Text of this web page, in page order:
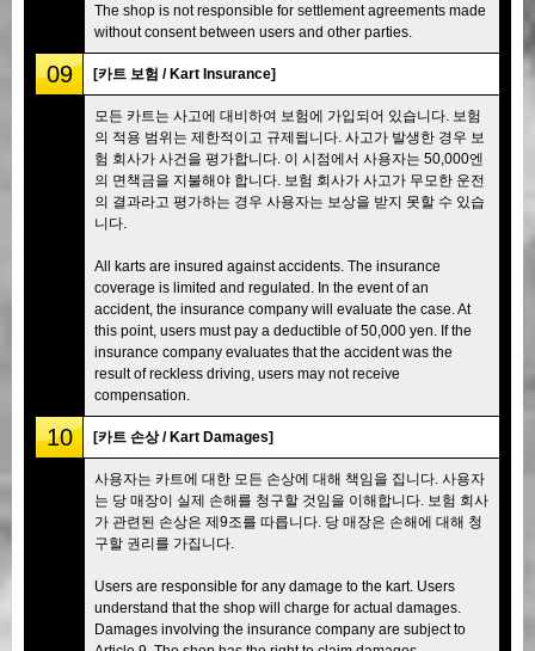
The shop is not responsible for settlement agreements made
without consent between users and other parties.
09 [카트 보험 / Kart Insurance]
모든 카트는 사고에 대비하여 보험에 가입되어 있습니다. 보험
의 적용 범위는 제한적이고 규제됩니다. 사고가 발생한 경우 보
험 회사가 사건을 평가합니다. 이 시점에서 사용자는 50,000엔
의 면책금을 지불해야 합니다. 보험 회사가 사고가 무모한 운전
의 결과라고 평가하는 경우 사용자는 보상을 받지 못할 수 있습
니다.
All karts are insured against accidents. The insurance
coverage is limited and regulated. In the event of an
accident, the insurance company will evaluate the case. At
this point, users must pay a deductible of 50,000 yen. If the
insurance company evaluates that the accident was the
result of reckless driving, users may not receive
compensation.
10 [카트 손상 / Kart Damages]
사용자는 카트에 대한 모든 손상에 대해 책임을 집니다. 사용자
는 당 매장이 실제 손해를 청구할 것임을 이해합니다. 보험 회사
가 관련된 손상은 제9조를 따릅니다. 당 매장은 손해에 대해 청
구할 권리를 가집니다.
Users are responsible for any damage to the kart. Users
understand that the shop will charge for actual damages.
Damages involving the insurance company are subject to